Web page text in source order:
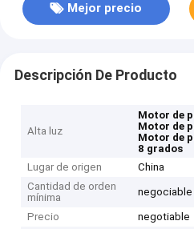
Mejor precio
Descripción De Producto
Alta luz
Motor de
Motor de
Motor de
8 grados
Lugar de origen
China
Cantidad de orden
mínima
negociable
Precio
negotiable